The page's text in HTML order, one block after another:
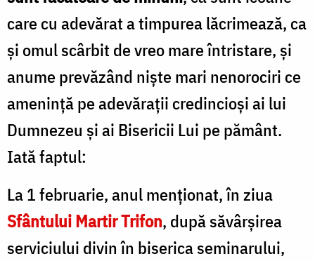
care cu adevărat a timpurea lăcrimează, ca
şi omul scârbit de vreo mare întristare, şi
anume prevăzând nişte mari nenorociri ce
ameninţă pe adevăraţii credincioşi ai lui
Dumnezeu şi ai Bisericii Lui pe pământ.
Iată faptul:
La 1 februarie, anul menţionat, în ziua
Sfântului Martir Trifon, după săvârşirea
serviciului divin în biserica seminarului,